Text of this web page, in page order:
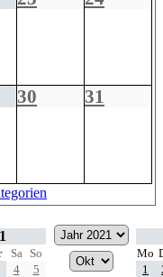
30 31
Sa
So
4
5
Mo
1